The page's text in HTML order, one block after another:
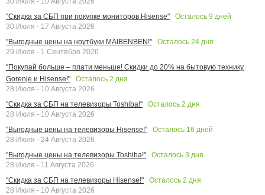
"Скидка за СБП при покупке мониторов Hisense"
Осталось 9 дней
30 Июля - 17 Августа 2026
"Выгодные цены на ноутбуки MAIBENBEN!"
Осталось 24 дня
29 Июля - 1 Сентября 2026
"Покупай больше – плати меньше! Скидки до 20% на бытовую технику
Gorenje и Hisense!"
Осталось 2 дня
28 Июля - 10 Августа 2026
"Скидка за СБП на телевизоры Toshiba!"
Осталось 2 дня
28 Июля - 10 Августа 2026
"Выгодные цены на телевизоры Hisense!"
Осталось 16 дней
28 Июля - 24 Августа 2026
"Выгодные цены на телевизоры Toshiba!"
Осталось 3 дня
28 Июля - 11 Августа 2026
"Скидка за СБП на телевизоры Hisense!"
Осталось 2 дня
28 Июля - 10 Августа 2026